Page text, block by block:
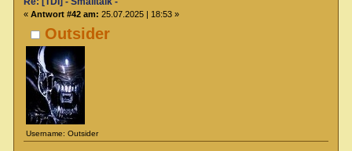
Outsider
Username: Outsider
« Antwort #42 am: 25.07.2025 | 18:53 »